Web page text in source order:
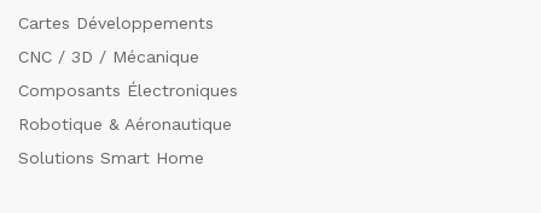
Cartes Développements
CNC / 3D / Mécanique
Composants Électroniques
Robotique & Aéronautique
Solutions Smart Home